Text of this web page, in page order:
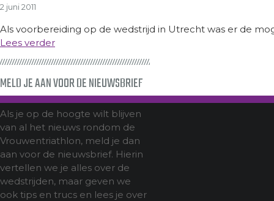
2 juni 2011
Als voorbereiding op de wedstrijd in Utrecht was er de
Lees verder
MELD JE AAN VOOR DE NIEUWSBRIEF
Als je op de hoogte wilt blijven
van al het nieuws rondom de
Vrouwentriathlon, meld je dan
aan voor de nieuwsbrief. Hierin
vertellen we je alles over de
wedstrijden, maar geven we
ook tips en trucs en lees je over